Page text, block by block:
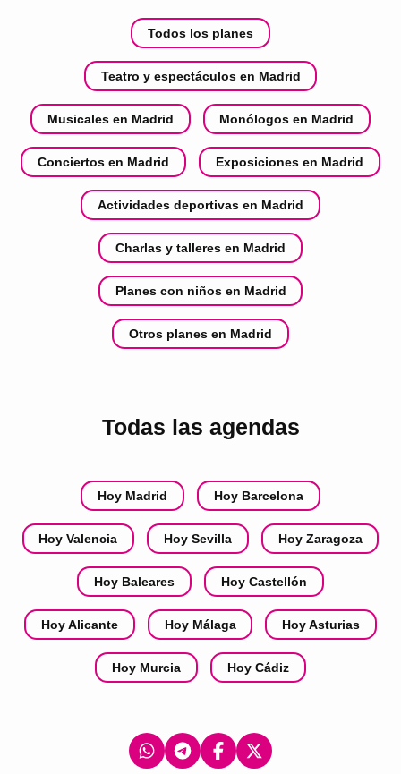
Todos los planes
Teatro y espectáculos en Madrid
Musicales en Madrid Monólogos en Madrid
Conciertos en Madrid Exposiciones en Madrid
Actividades deportivas en Madrid
Charlas y talleres en Madrid
Planes con niños en Madrid
Otros planes en Madrid
Todas las agendas
Hoy Madrid Hoy Barcelona
Hoy Valencia Hoy Sevilla Hoy Zaragoza
Hoy Baleares Hoy Castellón
Hoy Alicante Hoy Málaga Hoy Asturias
Hoy Murcia Hoy Cádiz